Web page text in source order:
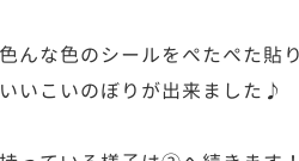
んな色のシールをぺたぺた貼
いこいのぼりが出来ました♪